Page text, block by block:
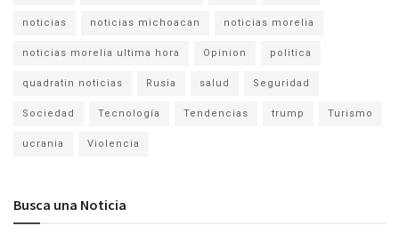
noticias noticias michoacan noticias morelia
noticias morelia ultima hora Opinion politica
quadratin noticias Rusia salud Seguridad
Sociedad Tecnología Tendencias trump Turismo
ucrania Violencia
Busca una Noticia